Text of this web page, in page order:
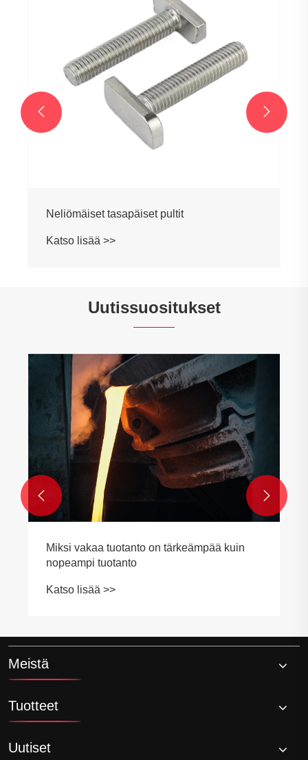
 
Uutissuositukset
Mitkä ovat sijoitusosat?
Katso lisää >>
 
Meistä
Tuotteet
Uutiset